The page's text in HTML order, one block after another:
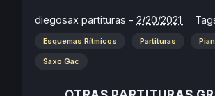
diegosax partituras - 2/20/2021
Esquemas Rítmicos Partituras
Saxo Gac